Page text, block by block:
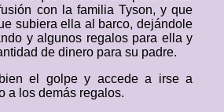
con la familia Tyson, y que
subiera ella al barco, dejándole
y algunos regalos para ella y
de dinero para su padre.
el golpe y accede a irse a
a los demás regalos.